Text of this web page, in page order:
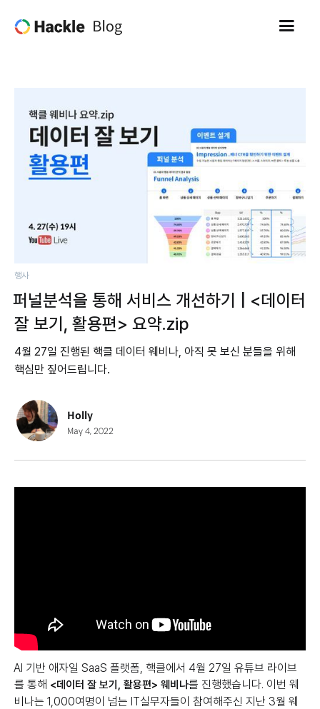
행사
퍼널분석을 통해 서비스 개선하기 | <데이터
잘 보기, 활용편> 요약.zip
4월 27일 진행된 핵클 데이터 웨비나, 아직 못 보신 분들을 위해
핵심만 짚어드립니다.
Holly
May 4, 2022
AI 기반 애자일 SaaS 플랫폼, 핵클에서 4월 27일 유튜브 라이브
를 통해 <데이터 잘 보기, 활용편> 웨비나를 진행했습니다. 이번 웨
비나는 1,000여명이 넘는 IT실무자들이 참여해주신 지난 3월 웨